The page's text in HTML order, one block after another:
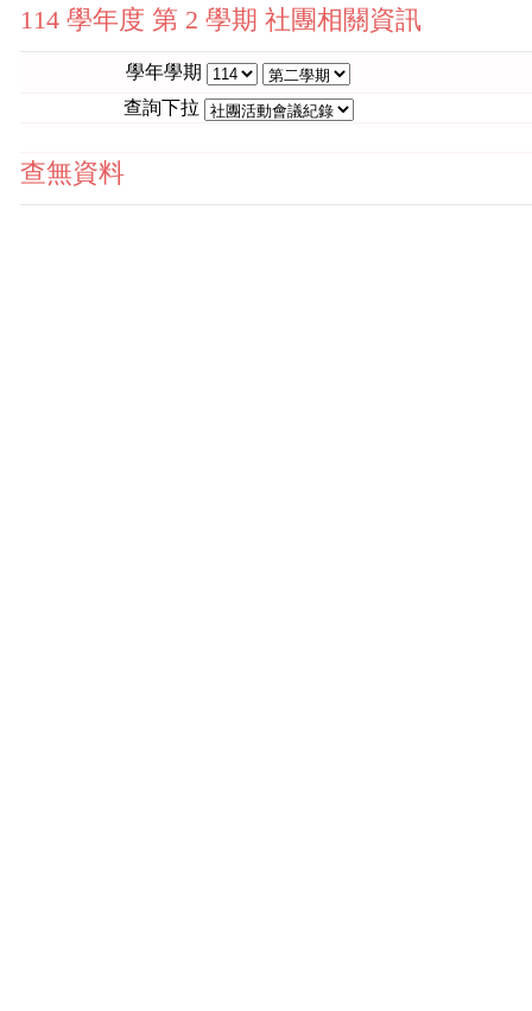
114 學年度 第 2 學期 社團相關資訊
學年學期
查詢下拉
查無資料